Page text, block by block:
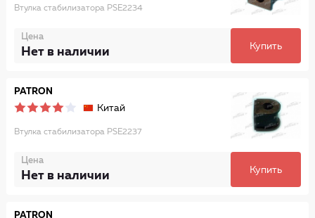
Втулка стабилизатора PSE2234
Цена
Нет в наличии Купить
PATRON
Китай
Втулка стабилизатора PSE2237
Цена
Нет в наличии Купить
PATRON